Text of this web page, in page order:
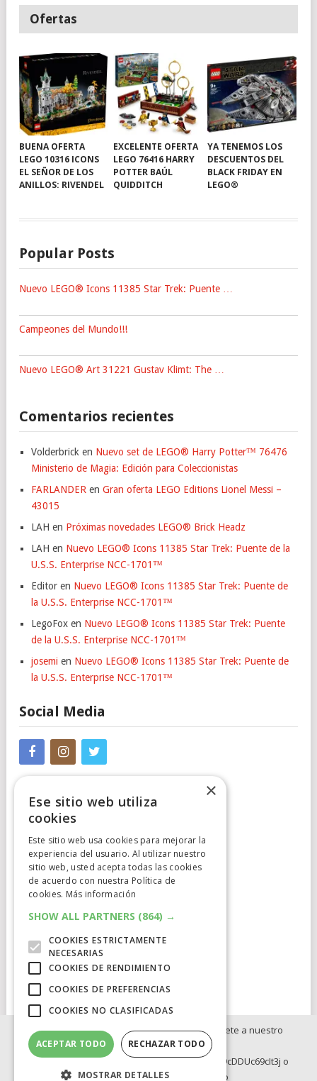
Ofertas
BUENA OFERTA
LEGO 10316 ICONS
EL SEÑOR DE LOS
ANILLOS: RIVENDEL
EXCELENTE OFERTA
LEGO 76416 HARRY
POTTER BAÚL
QUIDDITCH
YA TENEMOS LOS
DESCUENTOS DEL
BLACK FRIDAY EN
LEGO®
Popular Posts
Nuevo LEGO® Icons 11385 Star Trek: Puente …
Campeones del Mundo!!!
Nuevo LEGO® Art 31221 Gustav Klimt: The …
Comentarios recientes
Volderbrick en Nuevo set de LEGO® Harry Potter™ 76476
Ministerio de Magia: Edición para Coleccionistas
FARLANDER en Gran oferta LEGO Editions Lionel Messi –
43015
LAH en Próximas novedades LEGO® Brick Headz
LAH en Nuevo LEGO® Icons 11385 Star Trek: Puente de la
U.S.S. Enterprise NCC-1701™
Editor en Nuevo LEGO® Icons 11385 Star Trek: Puente de
la U.S.S. Enterprise NCC-1701™
LegoFox en Nuevo LEGO® Icons 11385 Star Trek: Puente
de la U.S.S. Enterprise NCC-1701™
josemi en Nuevo LEGO® Icons 11385 Star Trek: Puente de
la U.S.S. Enterprise NCC-1701™
Social Media
Cumplimiento Normativo
Aviso Legal
Política de Privacidad
Política de Cookies
Clausula de afiliación
ELCATALEJOCOPYRIGHT © 2026.POWERED BYIDIGAUD
Si no quieres perderte ninguna novedad, únete a nuestro
WhatsApp:
https://whatsapp.com/channel/0029Va8BRdy9cDDUc69cIt3j o
Telegram: https://t.me/elcatalejo
×
Ese sitio web utiliza
cookies
Este sitio web usa cookies para mejorar la
experiencia del usuario. Al utilizar nuestro
sitio web, usted acepta todas las cookies
de acuerdo con nuestra Política de
cookies. Más información
SHOW ALL PARTNERS (864) →
COOKIES ESTRICTAMENTE
NECESARIAS
COOKIES DE RENDIMIENTO
COOKIES DE PREFERENCIAS
COOKIES NO CLASIFICADAS
ACEPTAR TODO RECHAZAR TODO
MOSTRAR DETALLES